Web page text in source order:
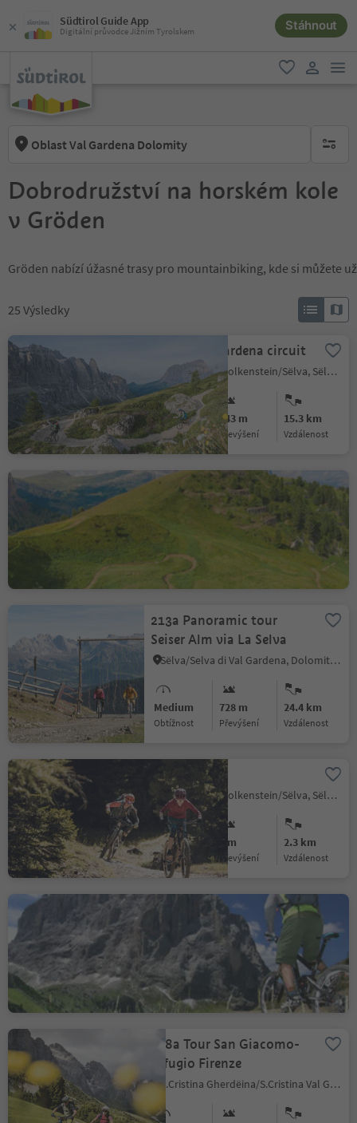
Südtirol Guide App
Digitální průvodce Jižním Tyrolskem Stáhnout
oblíbené
Oblast Val Gardena Dolomity brak
Dobrodružství na horském kole
v Gröden
Gröden nabízí úžasné trasy pro mountainbiking, kde si můžete
25 Výsledky
303 Passo Gardena circuit
Selva/Sëlva/Wolkenstein/Sëlva, Sëlva/Selva di Val Gardena, Dolomites Region Val Gardena
Medium
Obtížnost
843 m
Převýšení
15.3 km
vzdálenost
Cir Tiera
Medium
Obtížnost
1.4 km
vzdálenost
213a Panoramic tour
Seiser Alm via La Selva
Sëlva/Selva di Val Gardena, Dolomites Region Val Gardena
Medium
Obtížnost
728 m
Převýšení
24.4 km
vzdálenost
Jump Line
Selva/Sëlva/Wolkenstein/Sëlva, Sëlva/Selva di Val Gardena, Dolomites Region Val Gardena
Medium
Obtížnost
0 m
Převýšení
2.3 km
vzdálenost
309 Sassolungo Tour
Selva/Sëlva/Wolkenstein/Sëlva, Sëlva/Selva di Val Gardena, Dolomites Region Val Gardena
Medium
Obtížnost Převýšení
16.3 km
vzdálenost
298a Tour San Giacomo-
Rifugio Firenze
S.Cristina Gherdëina/S.Cristina Val Gardena/S.Cristina Gherdëina/St.Christina in Gröden, S.Crestina Gherdëina/Santa Cristina Val Gardana, Dolomites Region Val Gardena